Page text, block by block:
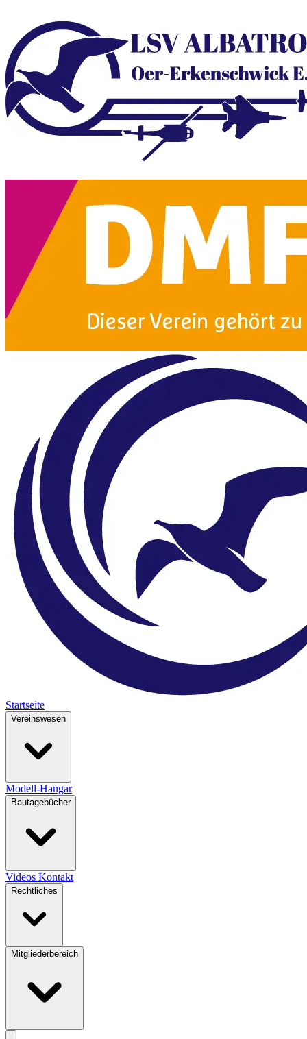
Startseite
Vereinswesen
Modell-Hangar
Bautagebücher
Videos Kontakt
Rechtliches
Mitgliederbereich